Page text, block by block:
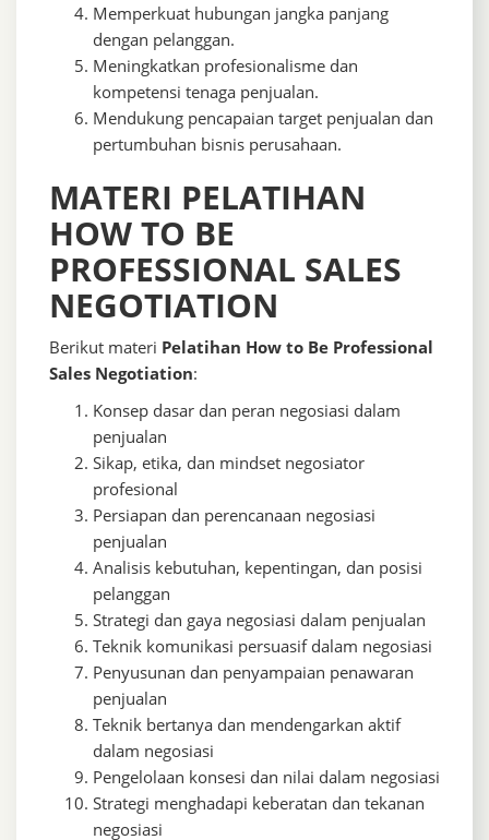
Memperkuat hubungan jangka panjang
dengan pelanggan.
Meningkatkan profesionalisme dan
kompetensi tenaga penjualan.
Mendukung pencapaian target penjualan dan
pertumbuhan bisnis perusahaan.
MATERI PELATIHAN
HOW TO BE
PROFESSIONAL SALES
NEGOTIATION
Berikut materi Pelatihan How to Be Professional
Sales Negotiation:
Konsep dasar dan peran negosiasi dalam
penjualan
Sikap, etika, dan mindset negosiator
profesional
Persiapan dan perencanaan negosiasi
penjualan
Analisis kebutuhan, kepentingan, dan posisi
pelanggan
Strategi dan gaya negosiasi dalam penjualan
Teknik komunikasi persuasif dalam negosiasi
Penyusunan dan penyampaian penawaran
penjualan
Teknik bertanya dan mendengarkan aktif
dalam negosiasi
Pengelolaan konsesi dan nilai dalam negosiasi
Strategi menghadapi keberatan dan tekanan
negosiasi